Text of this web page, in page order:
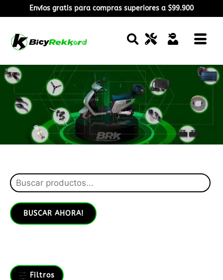
Envíos gratis para compras superiores a $99.900
Filtros